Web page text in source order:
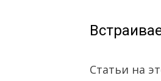
Статьи на